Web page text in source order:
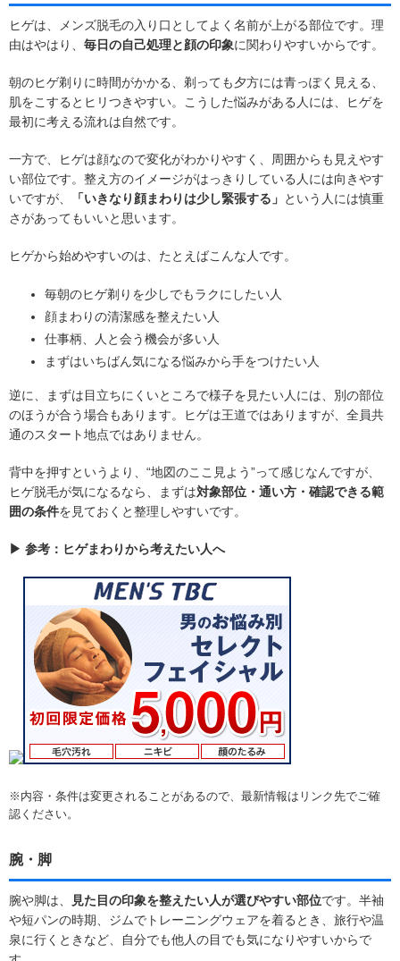
ヒゲは、メンズ脱毛の入り口としてよく名前が上がる部位です。理
由はやはり、 毎日の自己処理と顔の印象に関わりやすいからです。
朝のヒゲ剃りに時間がかかる、剃っても夕方には青っぽく見える、
肌をこするとヒリつきやすい。こうした悩みがある人には、ヒゲを
最初に考える流れは自然です。
一方で、ヒゲは顔なので変化がわかりやすく、周囲からも見えやす
い部位です。整え方のイメージがはっきりしている人には向きやす
いですが、
「いきなり顔まわりは少し緊張する」 という人には慎重
さがあってもいいと思います。
ヒゲから始めやすいのは、たとえばこんな人です。
毎朝のヒゲ剃りを少しでもラクにしたい人
顔まわりの清潔感を整えたい人
仕事柄、人と会う機会が多い人
まずはいちばん気になる悩みから手をつけたい人
逆に、まずは目立ちにくいところで様子を見たい人には、別の部位
のほうが合う場合もあります。ヒゲは王道ではありますが、全員共
通のスタート地点ではありません。
背中を押すというより、“地図のここ見よう”って感じなんですが、
ヒゲ脱毛が気になるなら、まずは対象部位・通い方・確認できる範
囲の条件を見ておくと整理しやすいです。
▶ 参考：ヒゲまわりから考えたい人へ
※内容・条件は変更されることがあるので、最新情報はリンク先でご確
認ください。
腕・脚
腕や脚は、 見た目の印象を整えたい人が選びやすい部位です。半袖
や短パンの時期、ジムでトレーニングウェアを着るとき、旅行や温
泉に行くときなど、自分でも他人の目でも気になりやすいからで